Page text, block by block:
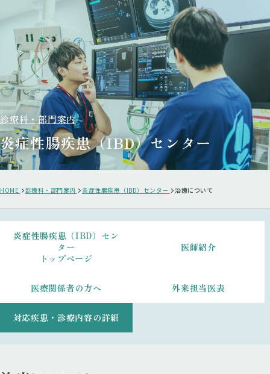
診療科・部門案内
炎症性腸疾患（IBD）センター
HOME 診療科・部門案内 炎症性腸疾患（IBD）センター 治療について
炎症性腸疾患（IBD）セン
ター
トップページ
医師紹介
医療関係者の方へ 外来担当医表
対応疾患・診療内容の詳細